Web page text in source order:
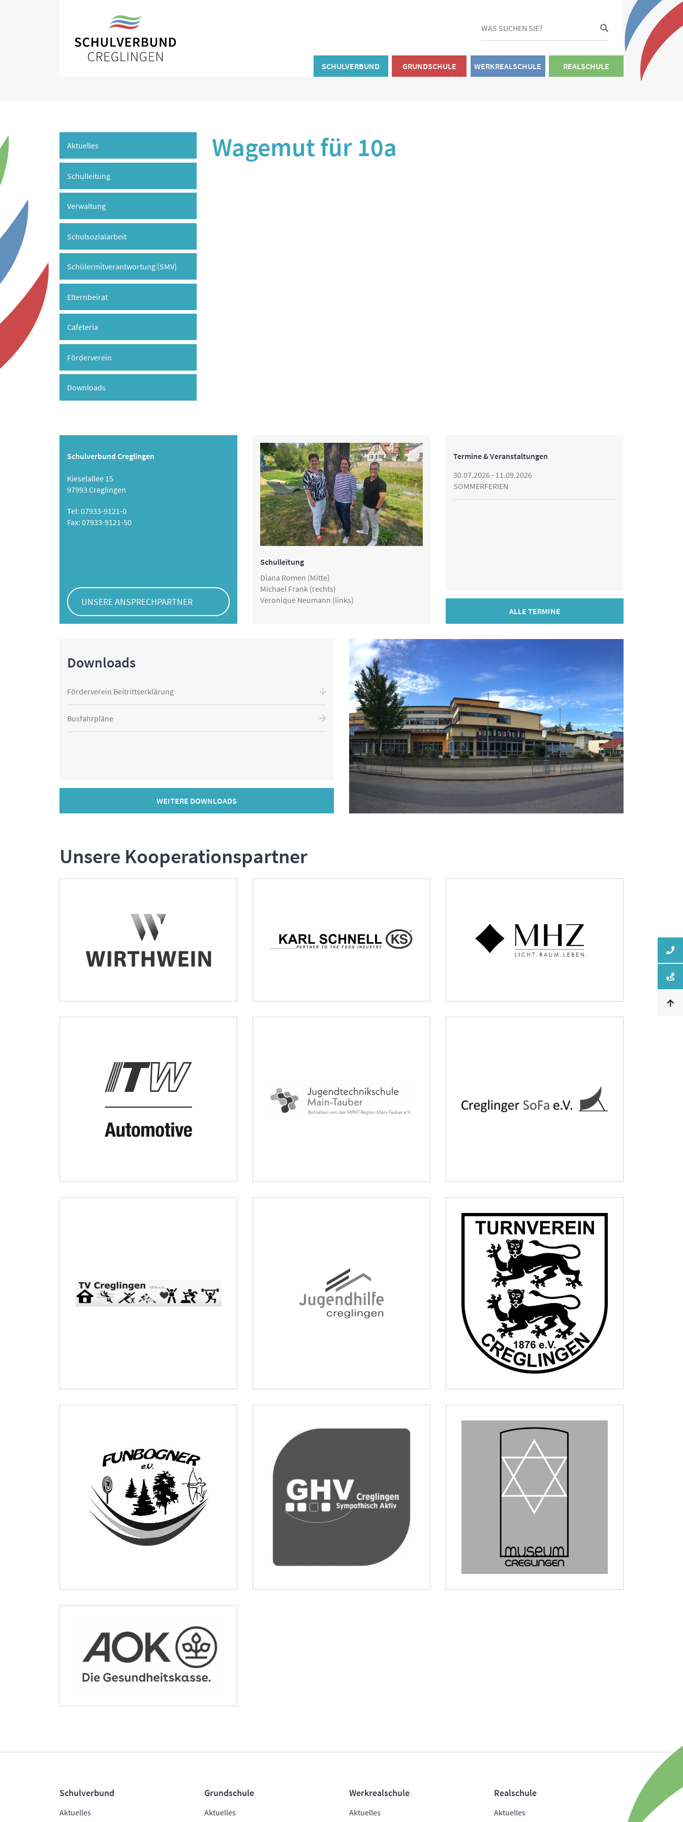
SCHULVERBUND GRUNDSCHULE WERKREALSCHULE REALSCHULE
Aktuelles
Schulleitung
Verwaltung
Schulsozialarbeit
Schülermitverantwortung (SMV)
Elternbeirat
Cafeteria
Förderverein
Downloads
Wagemut für 10a
Schulverbund Creglingen
Kieselallee 15
97993 Creglingen
Tel: 07933-9121-0
Fax: 07933-9121-50
UNSERE ANSPRECHPARTNER
Schulleitung
Diana Romen (Mitte)
Michael Frank (rechts)
Veronique Neumann (links)
Termine & Veranstaltungen
30.07.2026 - 11.09.2026
SOMMERFERIEN
ALLE TERMINE
Downloads
Förderverein Beitrittserklärung
Busfahrpläne
WEITERE DOWNLOADS
Unsere Kooperationspartner
Schulverbund
Aktuelles
Grundschule
Aktuelles
Werkrealschule
Aktuelles
Realschule
Aktuelles